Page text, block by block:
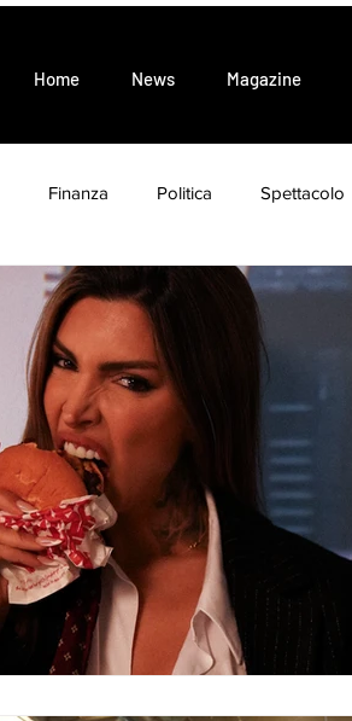
Home News Magazine
Finanza Politica Spettacolo
Eventi Attualità Tendenze